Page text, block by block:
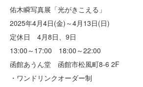
佑木瞬写真展「光がきこえる」
2025年4月4日(金)～4月13日(日)
定休日 4月8日、9日
13:00～17:00 18:00～22:00
函館あうん堂 函館市松風町8‐6 2F
・ワンドリンクオーダー制